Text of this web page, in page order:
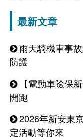
最新文章
雨天騎機車事
防護
【電動車險保
開跑
2026年新安東
定活動等你來